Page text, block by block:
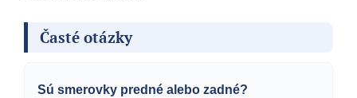
Časté otázky
Sú smerovky predné alebo zadné?